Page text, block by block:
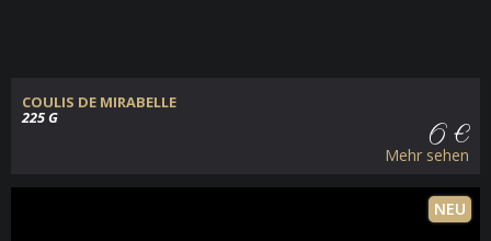
COULIS DE MIRABELLE
225 G
6 €
Mehr sehen
NEU